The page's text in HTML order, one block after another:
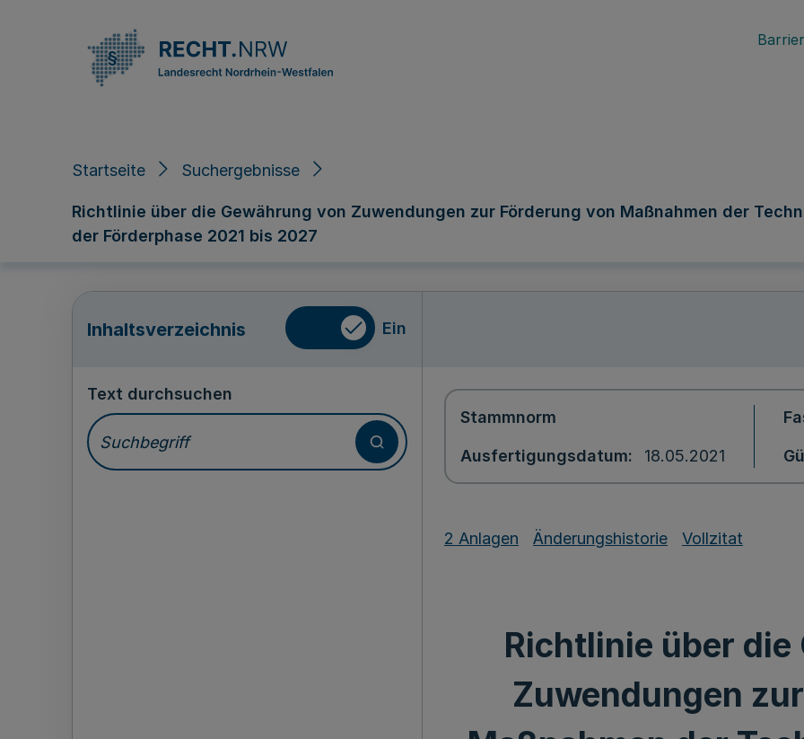
Startseite Suchergebnisse
Richtlinie über die Gewährung von Zuwendungen zur Förderung von Maßnahmen der
der Förderphase 2021 bis 2027
Inhaltsverzeichnis Ein
Text durchsuchen
Stammnorm
Ausfertigungsdatum 18.05.2021
2 Anlagen Änderungshistorie Vollzitat
Richtlinie über die
Zuwendungen